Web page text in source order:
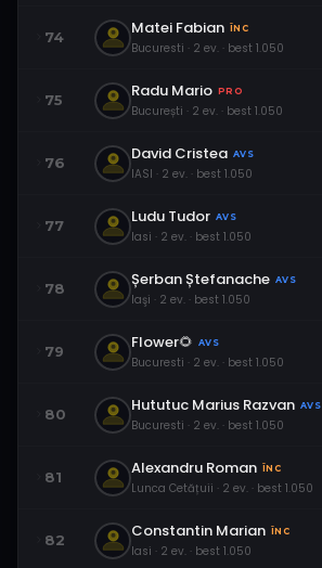
74 Matei Fabian ÎNC
Bucuresti · 2 ev. · best 1.050
75 Radu Mario PRO
București · 2 ev. · best 1.050
76 David Cristea AVS
IASI · 2 ev. · best 1.050
77 Ludu Tudor AVS
Iasi · 2 ev. · best 1.050
78 Șerban Ștefanache AVS
Iaşi · 2 ev. · best 1.050
79 Flower🌻 AVS
Bucuresti · 2 ev. · best 1.050
80 Hututuc Marius Razvan AVS
Bucuresti · 2 ev. · best 1.050
81 Alexandru Roman ÎNC
Lunca Cetățuii · 2 ev. · best 1.050
82 Constantin Marian ÎNC
Iasi · 2 ev. · best 1.050